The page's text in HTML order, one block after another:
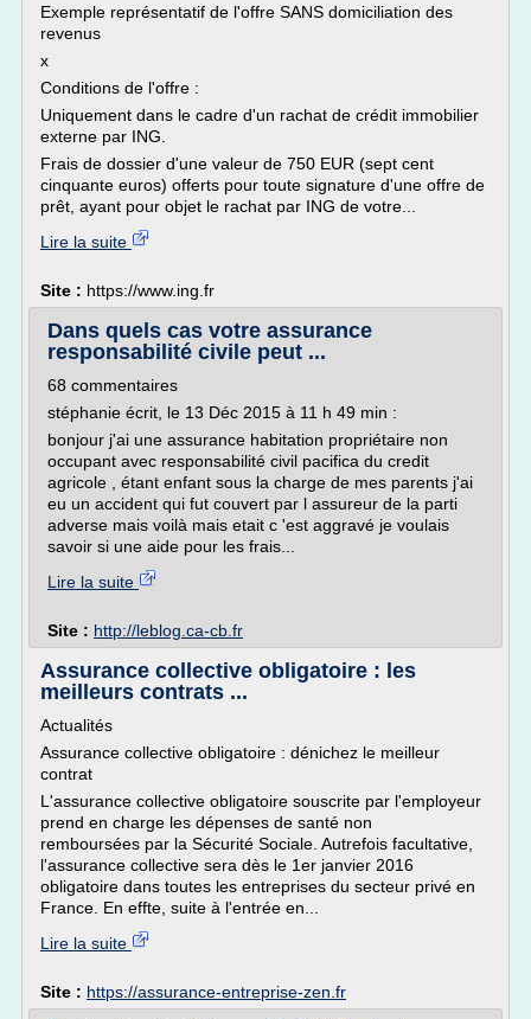
Exemple représentatif de l'offre SANS domiciliation des
revenus
x
Conditions de l'offre :
Uniquement dans le cadre d'un rachat de crédit immobilier
externe par ING.
Frais de dossier d'une valeur de 750 EUR (sept cent
cinquante euros) offerts pour toute signature d'une offre de
prêt, ayant pour objet le rachat par ING de votre...
Lire la suite
Site : https://www.ing.fr
Dans quels cas votre assurance
responsabilité civile peut ...
68 commentaires
stéphanie écrit, le 13 Déc 2015 à 11 h 49 min :
bonjour j'ai une assurance habitation propriétaire non
occupant avec responsabilité civil pacifica du credit
agricole , étant enfant sous la charge de mes parents j'ai
eu un accident qui fut couvert par l assureur de la parti
adverse mais voilà mais etait c 'est aggravé je voulais
savoir si une aide pour les frais...
Lire la suite
Site : http://leblog.ca-cb.fr
Assurance collective obligatoire : les
meilleurs contrats ...
Actualités
Assurance collective obligatoire : dénichez le meilleur
contrat
L'assurance collective obligatoire souscrite par l'employeur
prend en charge les dépenses de santé non
remboursées par la Sécurité Sociale. Autrefois facultative,
l'assurance collective sera dès le 1er janvier 2016
obligatoire dans toutes les entreprises du secteur privé en
France. En effte, suite à l'entrée en...
Lire la suite
Site : https://assurance-entreprise-zen.fr